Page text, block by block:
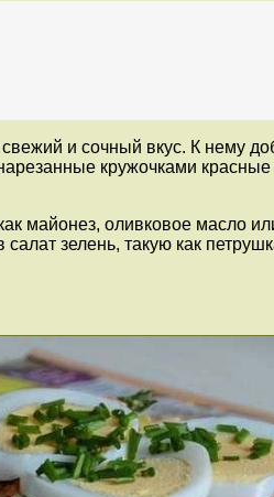
и сочный вкус. К нему
кружочками
майонез, оливковое масло
зелень, такую как